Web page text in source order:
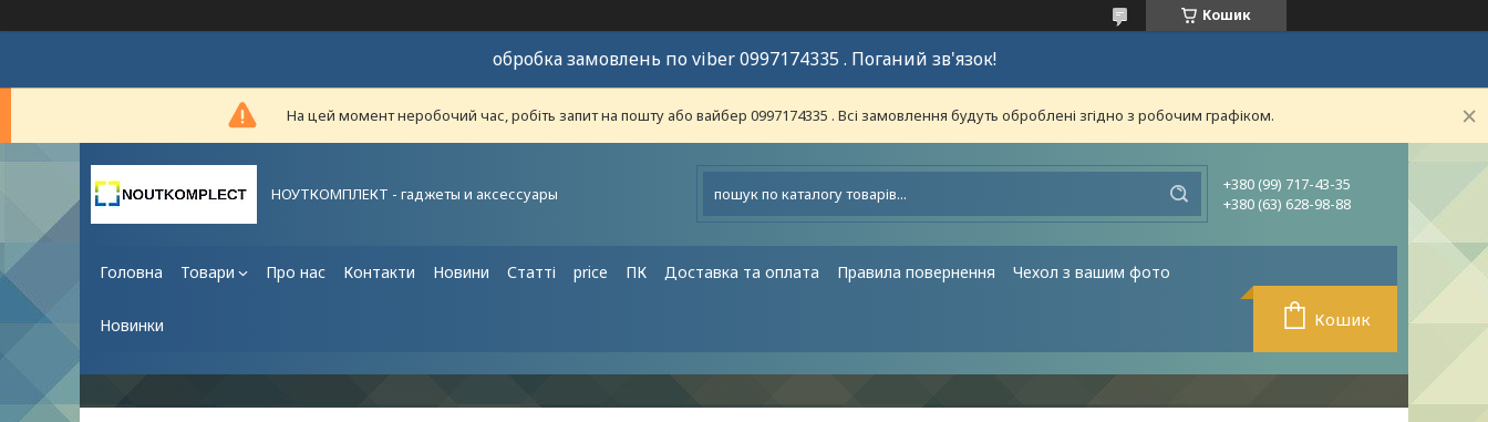
Кошик
обробка замовлень по viber 0997174335 . Поганий зв'язок!
На цей момент неробочий час, робіть запит на пошту або вайбер 0997174335 . Всі замовлення будуть оброблені згідно з робочим графіком.
НОУТКОМПЛЕКТ - гаджеты и аксессуары
+380 (99) 717-43-35
+380 (63) 628-98-88
Головна Товари Про нас Контакти Новини Статті price ПК Доставка та оплата Правила повернення Чехол з вашим фото
Новинки Кошик